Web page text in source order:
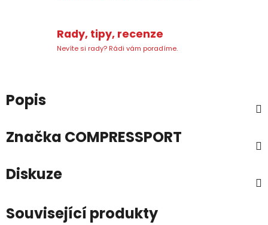
Rady, tipy, recenze
Nevíte si rady? Rádi vám poradíme.
Popis
Značka COMPRESSPORT
Diskuze
Související produkty